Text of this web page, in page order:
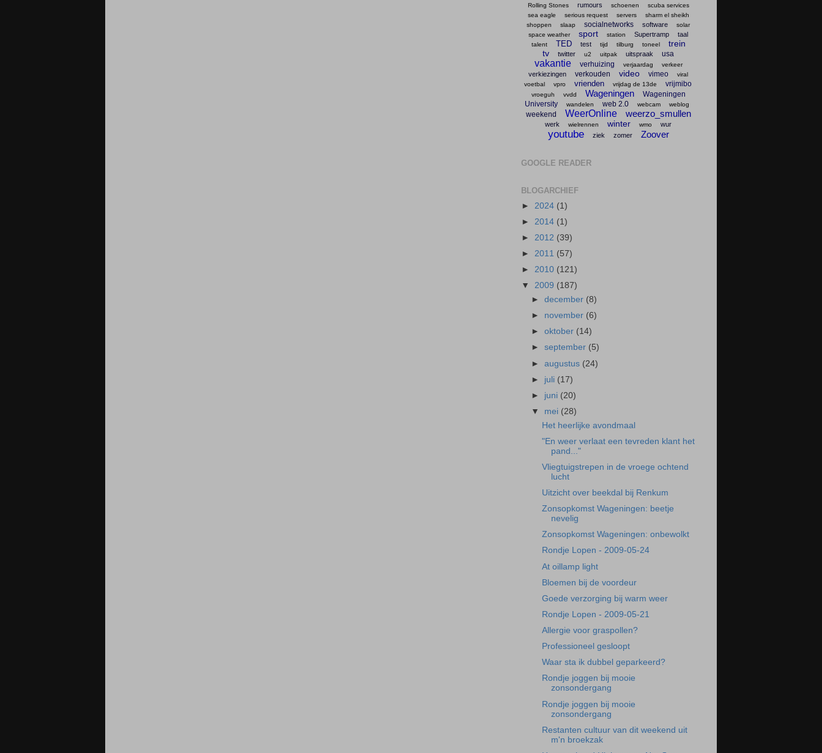
Rolling Stones rumours schoenen
scuba services
sea eagle
serious request servers
sharm el sheikh
shoppen
slaap socialnetworks software
solar
space weather
sport station Supertramp taal
talent TED test tijd tilburg toneel
trein
tv
twitter u2 uitpak uitspraak usa
vakantie verhuizing verjaardag verkeer
verkiezingen verkouden video vimeo
viral
voetbal
vpro vrienden vrijdag de 13de vrijmibo
vroeguh vvdd Wageningen
Wageningen
University
wandelen web 2.0 webcam weblog
weekend WeerOnline weerzo_smullen
werk wielrennen winter wmo wur
youtube ziek zomer Zoover
GOOGLE READER
BLOGARCHIEF
► 2024 (1)
► 2014 (1)
► 2012 (39)
► 2011 (57)
► 2010 (121)
▼ 2009 (187)
►december (8)
► november (6)
►oktober (14)
►september (5)
►augustus (24)
► juli (17)
► juni (20)
▼ mei (28)
Het heerlijke avondmaal
"En weer verlaat een tevreden klant het
pand..."
Vliegtuigstrepen in de vroege ochtend
lucht
Uitzicht over beekdal bij Renkum
Zonsopkomst Wageningen: beetje
nevelig
Zonsopkomst Wageningen: onbewolkt
Rondje Lopen - 2009-05-24
At oillamp light
Bloemen bij de voordeur
Goede verzorging bij warm weer
Rondje Lopen - 2009-05-21
Allergie voor graspollen?
Professioneel gesloopt
Waar sta ik dubbel geparkeerd?
Rondje joggen bij mooie
zonsondergang
Rondje joggen bij mooie
zonsondergang
Restanten cultuur van dit weekend uit
m'n broekzak